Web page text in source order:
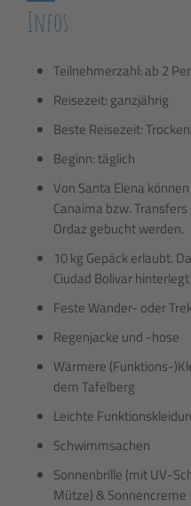
Infos
Teilnehmerzahl: ab 2
Reisezeit: ganzjährig
Beste Reisezeit:
Beginn: täglich
Von Santa Elena
Canaima bzw.
Ordaz gebucht werden.
10 kg Gepäck erlaubt.
Ciudad Bolivar
Feste Wander- oder
Regenjacke und -hose
Wärmere (Funktions-
dem Tafelberg
Leichte
Schwimmsachen
Sonnenbrille (mit UV-
Mütze) & Sonnencreme